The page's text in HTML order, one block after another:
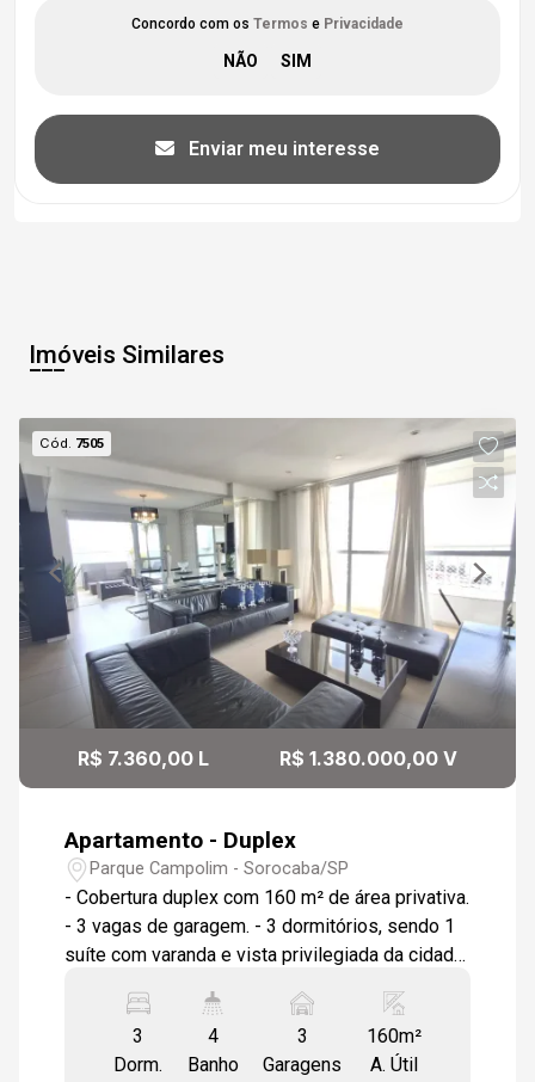
Concordo com os Termos e Privacidade
Enviar meu interesse
Imóveis Similares
Cód. 7505
R$ 7.360,00 L R$ 1.380.000,00 V
Apartamento - Duplex
Parque Campolim - Sorocaba/SP
- Cobertura duplex com 160 m² de área privativa.
- 3 vagas de garagem. - 3 dormitórios, sendo 1
suíte com varanda e vista privilegiada da cidade.
proporcionando amplitude e praticidade. -
Espaço gourmet integrado com churrasqueira,
ideal para receber amigos e familiares. -
3
Dorm.
4
Banho
3
Garagens
160m²
A. Útil